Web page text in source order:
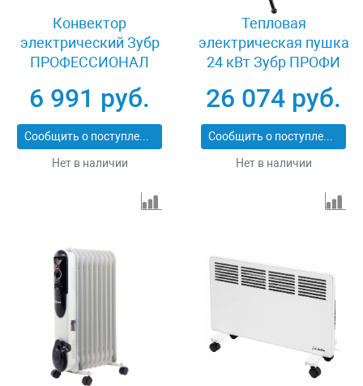
Конвектор
электрический Зубр
ПРОФЕССИОНАЛ
6 991 руб.
Сообщить о поступлении
Нет в наличии
Тепловая
электрическая пушка
24 кВт Зубр ПРОФИ
26 074 руб.
Сообщить о поступлении
Нет в наличии